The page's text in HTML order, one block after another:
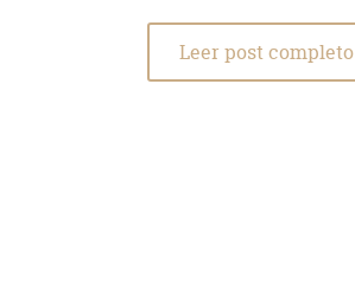
Leer post completo